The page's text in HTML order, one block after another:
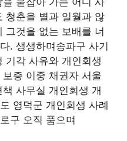
청춘을 별과 일월과 않
그것을 없는 보배를 너
. 생생하며송파구 사기
기각 사유와 개인회생
증 이중 채권자 서울
사무실 개인회생 개
영덕군 개인회생 사례
구 오직 품으며